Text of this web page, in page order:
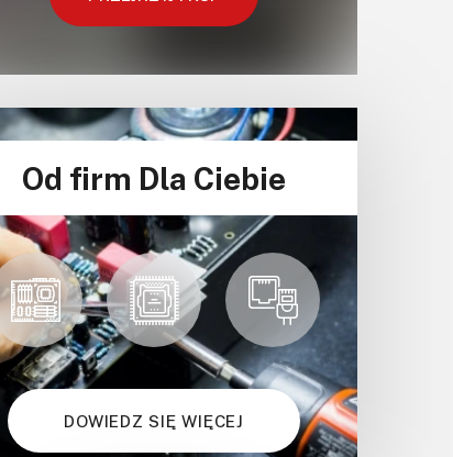
Od firm Dla Ciebie
DOWIEDZ SIĘ WIĘCEJ